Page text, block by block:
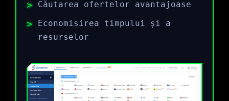
Căutarea ofertelor avantajoase
Economisirea timpului și a
resurselor